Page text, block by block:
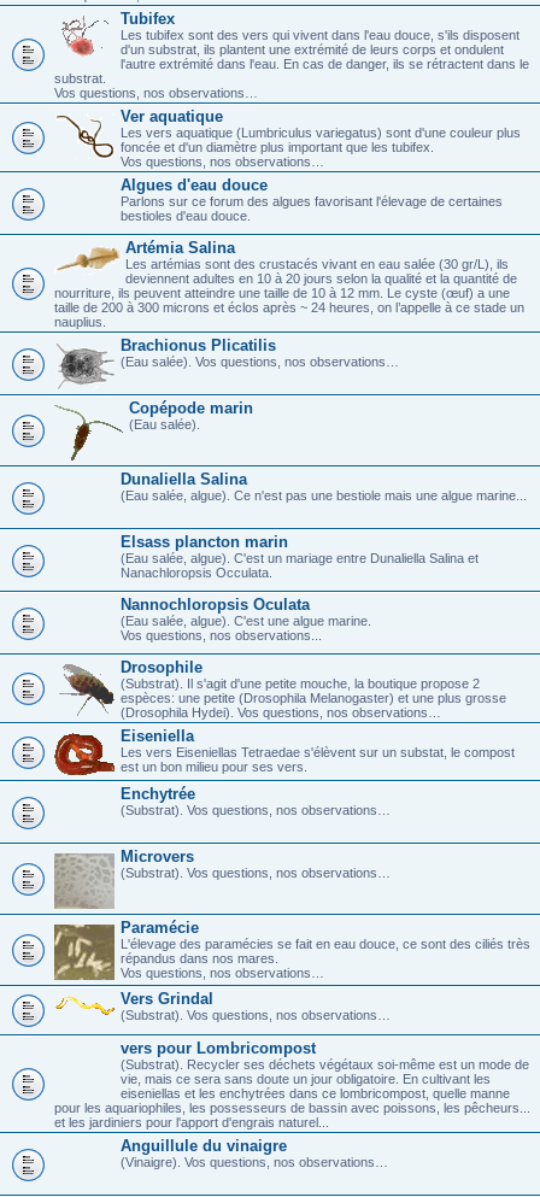
Tubifex
Les tubifex sont des vers qui vivent dans l'eau douce, s'ils disposent
d'un substrat, ils plantent une extrémité de leurs corps et ondulent
l'autre extrémité dans l'eau. En cas de danger, ils se rétractent dans le
substrat.
Vos questions, nos observations…
Ver aquatique
Les vers aquatique (Lumbriculus variegatus) sont d'une couleur plus
foncée et d'un diamètre plus important que les tubifex.
Vos questions, nos observations…
Algues d'eau douce
Parlons sur ce forum des algues favorisant l'élevage de certaines
bestioles d'eau douce.
Artémia Salina
Les artémias sont des crustacés vivant en eau salée (30 gr/L), ils
deviennent adultes en 10 à 20 jours selon la qualité et la quantité de
nourriture, ils peuvent atteindre une taille de 10 à 12 mm. Le cyste (œuf) a une
taille de 200 à 300 microns et éclos après ~ 24 heures, on l’appelle à ce stade un
nauplius.
Brachionus Plicatilis
(Eau salée). Vos questions, nos observations…
Copépode marin
(Eau salée).
Dunaliella Salina
(Eau salée, algue). Ce n'est pas une bestiole mais une algue marine...
Elsass plancton marin
(Eau salée, algue). C'est un mariage entre Dunaliella Salina et
Nanachloropsis Occulata.
Nannochloropsis Oculata
(Eau salée, algue). C'est une algue marine.
Vos questions, nos observations...
Drosophile
(Substrat). Il s'agit d'une petite mouche, la boutique propose 2
espèces: une petite (Drosophila Melanogaster) et une plus grosse
(Drosophila Hydei). Vos questions, nos observations…
Eiseniella
Les vers Eiseniellas Tetraedae s'élèvent sur un substat, le compost
est un bon milieu pour ses vers.
Enchytrée
(Substrat). Vos questions, nos observations…
Microvers
(Substrat). Vos questions, nos observations…
Paramécie
L'élevage des paramécies se fait en eau douce, ce sont des ciliés très
répandus dans nos mares.
Vos questions, nos observations…
Vers Grindal
(Substrat). Vos questions, nos observations…
vers pour Lombricompost
(Substrat). Recycler ses déchets végétaux soi-même est un mode de
vie, mais ce sera sans doute un jour obligatoire. En cultivant les
eiseniellas et les enchytrées dans ce lombricompost, quelle manne
pour les aquariophiles, les possesseurs de bassin avec poissons, les pêcheurs...
et les jardiniers pour l'apport d'engrais naturel...
Anguillule du vinaigre
(Vinaigre). Vos questions, nos observations…